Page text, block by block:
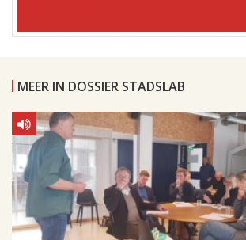
MEER IN DOSSIER STADSLAB